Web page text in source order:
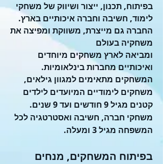
בפיתוח, תכנון, ייצור ושיווק של משחקי
לימוד, חשיבה וחברה איכותיים בארץ.
החברה גם מייצרת, משווקת ומפיצה את
משחקיה בעולם
ומביאה לארץ משחקים מיוחדים
ואיכותיים מחברות בינלאומיות.
המשחקים מתאימים למגוון גילאים,
משחקים לימודיים המיועדים לילדים
קטנים מגיל 9 חודשים ועד 9 שנים.
משחקי חברה, חשיבה ואסטרטגיה לכל
המשפחה מגיל 3 ומעלה.
בפיתוח המשחקים, מנחים